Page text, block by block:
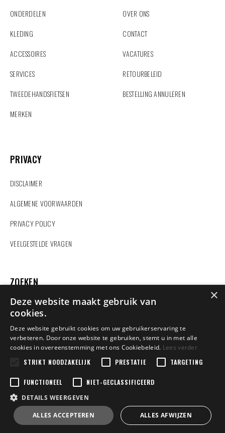
ONDERDELEN
KLEDING
ACCESSOIRES
SERVICES
TWEEDEHANDSFIETSEN
MERKEN
OVER ONS
CONTACT
VACATURES
RETOURBELEID
BESTELLING ANNULEREN
PRIVACY
DISCLAIMER
ALGEMENE VOORWAARDEN
PRIVACY POLICY
VEELGESTELDE VRAGEN
ZOEKEN
Vindt u hier niet wat u zoekt?
Copyright 2022 Dexters Sport | BE0458848602 | Design by
Jakobus.Corneel | Powered byTilroy
×
Deze website maakt gebruik van
cookies.
Deze website gebruikt cookies om uw gebruikerservaring te
verbeteren. Door onze website te gebruiken, stemt u in met alle
cookies in overeenstemming met ons Cookiebeleid. Lees verder
STRIKT NOODZAKELIJK
PRESTATIE TARGETING
FUNCTIONEEL
NIET-GECLASSIFICEERD
DETAILS WEERGEVEN
ALLES ACCEPTEREN ALLES AFWIJZEN